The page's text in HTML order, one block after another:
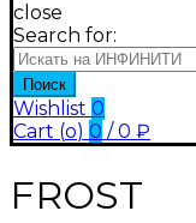
close
Search for:
Поиск
Wishlist 0
Cart (o) 0 / 0 ₽
FROST